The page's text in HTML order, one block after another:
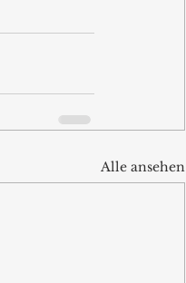
Alle ansehen